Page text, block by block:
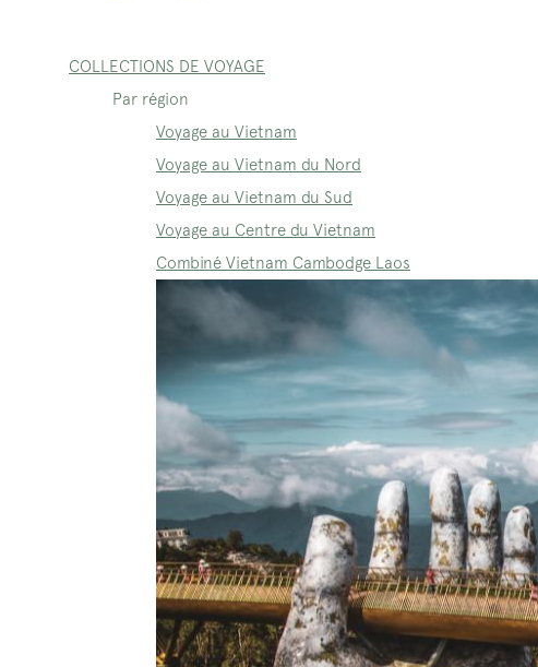
COLLECTIONS DE VOYAGE
Par région
Voyage au Vietnam
Voyage au Vietnam du Nord
Voyage au Vietnam du Sud
Voyage au Centre du Vietnam
Combiné Vietnam Cambodge Laos